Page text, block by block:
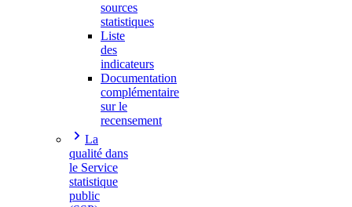
sources
statistiques
Liste
des
indicateurs
Documentation
complémentaire
sur le
recensement
La
qualité dans
le Service
statistique
public